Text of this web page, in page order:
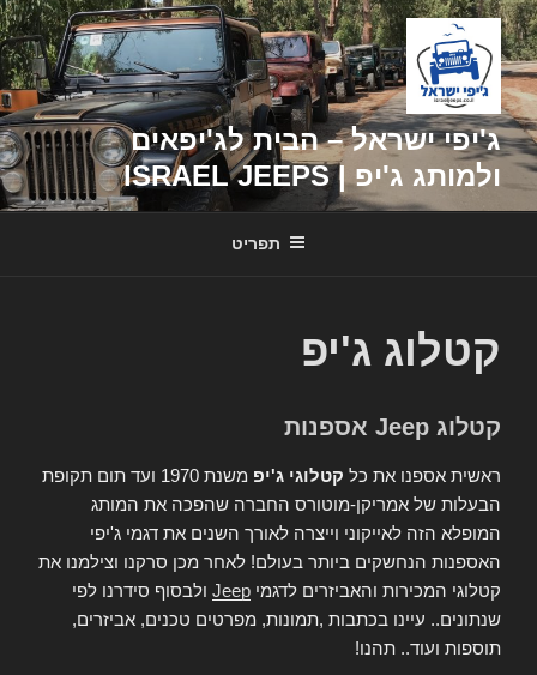
דילוג
לתוכן
ג'יפי ישראל – הבית לג'יפאים
ולמותג ג'יפ | ISRAEL JEEPS
תפריט
קטלוג ג'יפ
קטלוג Jeep אספנות
ראשית אספנו את כל קטלוגי ג'יפ
משנת 1970 ועד תום תקופת
הבעלות של אמריקן-מוטורס החברה שהפכה את המותג
המופלא הזה לאייקוני וייצרה לאורך השנים את דגמי ג'יפי
האספנות הנחשקים ביותר בעולם! לאחר מכן סרקנו וצילמנו את
קטלוגי המכירות והאביזרים לדגמי Jeep ולבסוף סידרנו לפי
שנתונים.. עיינו בכתבות ,תמונות, מפרטים טכנים, אביזרים,
תוספות ועוד.. תהנו!